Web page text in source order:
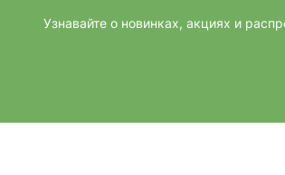
Узнавайте о новинках, акциях и